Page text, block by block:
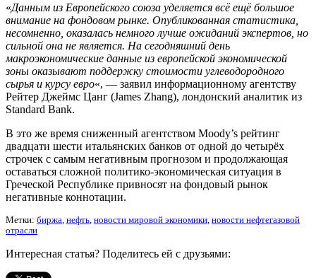
«Данным из Европейского союза уделяется всё ещё большое
внимание на фондовом рынке. Опубликованная статистика,
несомненно, оказалась немного лучше ожиданий экспертов, но
сильной она не является. На сегодняшний день
макроэкономические данные из европейской экономической
зоны оказывают поддержку стоимости углеводородного
сырья и курсу евро«, — заявил информационному агентству
Рейтер Джеймс Цанг (James Zhang), лондонский аналитик из
Standard Bank.
В это же время сниженный агентством Moody’s рейтинг
двадцати шести итальянских банков от одной до четырёх
строчек с самым негативным прогнозом и продолжающая
оставаться сложной политико-экономическая ситуация в
Греческой Республике привносят на фондовый рынок
негативные коннотации.
Метки: биржа, нефть, новости мировой экономики, новости нефтегазовой
отрасли
Интересная статья? Поделитесь ей с друзьями: